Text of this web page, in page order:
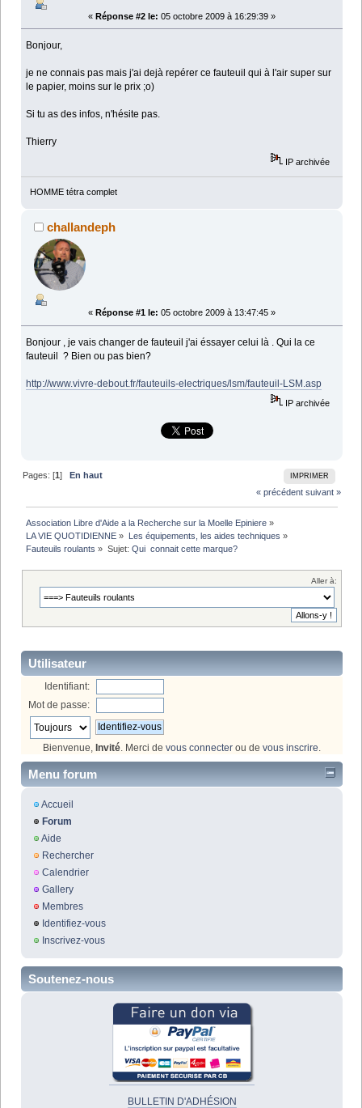
« Réponse #2 le: 05 octobre 2009 à 16:29:39 »
Bonjour,
je ne connais pas mais j'ai dejà repérer ce fauteuil qui à l'air super sur
le papier, moins sur le prix ;o)
Si tu as des infos, n'hésite pas.
Thierry
IP archivée
HOMME tétra complet
challandeph
« Réponse #1 le: 05 octobre 2009 à 13:47:45 »
Bonjour , je vais changer de fauteuil j'ai éssayer celui là . Qui la ce
fauteuil ? Bien ou pas bien?
http://www.vivre-debout.fr/fauteuils-electriques/lsm/fauteuil-LSM.asp
IP archivée
IMPRIMER
Pages: [1]En haut
« précédent suivant »
Association Libre d'Aide a la Recherche sur la Moelle Epiniere »
LA VIE QUOTIDIENNE » Les équipements, les aides techniques »
Fauteuils roulants » Sujet: Qui  connait cette marque?
Aller à:
Utilisateur
Identifiant:
Mot de passe:
Bienvenue, Invité. Merci de vous connecter ou de vous inscrire.
Menu forum
Accueil
Forum
Aide
Rechercher
Calendrier
Gallery
Membres
Identifiez-vous
Inscrivez-vous
Soutenez-nous
BULLETIN D'ADHÉSION